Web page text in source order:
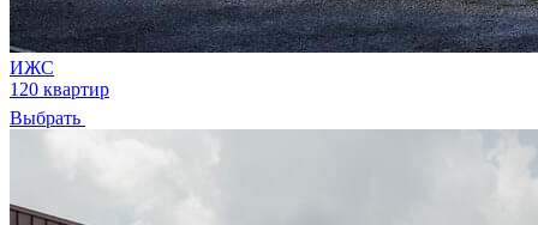
ИЖС
120 квартир
Выбрать